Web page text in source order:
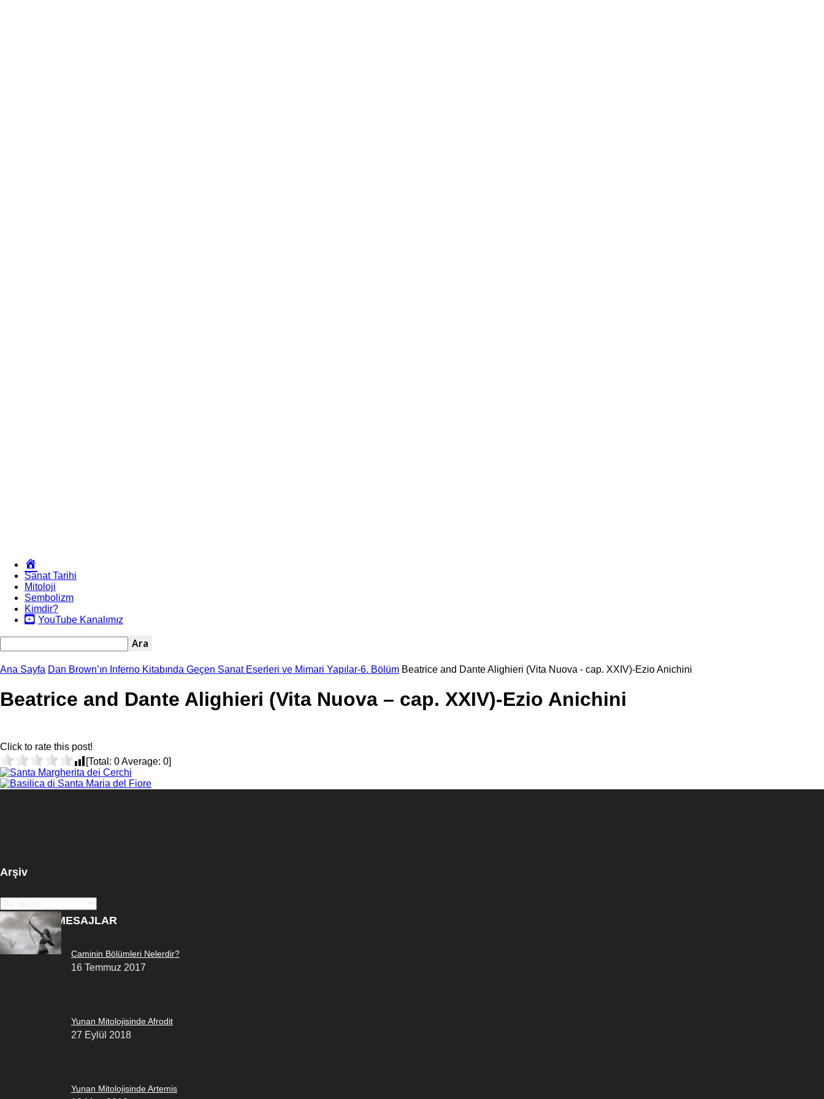
Yazarım
Sanat Tarihi
Mitoloji
Sembolizm
Kimdir?
YouTube Kanalımız
Ana Sayfa Dan Brown’ın Inferno Kitabında Geçen Sanat Eserleri ve Mimari Yapılar-6. Bölüm Beatrice and Dante Alighieri (Vita Nuova - cap. XXIV)-Ezio Anichini
Beatrice and Dante Alighieri (Vita Nuova – cap. XXIV)-Ezio Anichini
Click to rate this post!
[Total: 0Average: 0]
Arşiv
POPÜLER MESAJLAR
Caminin Bölümleri Nelerdir?
16 Temmuz 2017
Yunan Mitolojisinde Afrodit
27 Eylül 2018
Yunan Mitolojisinde Artemis